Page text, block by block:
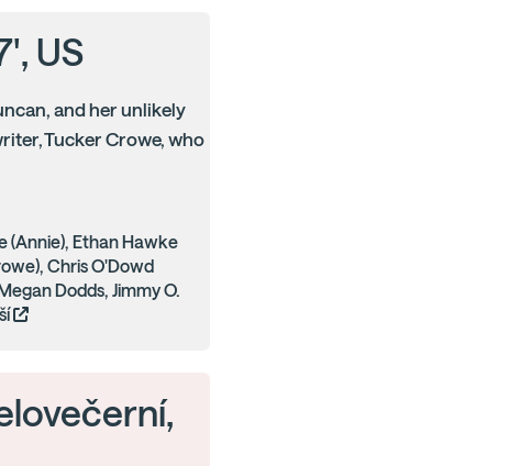
US
and her unlikely
Tucker Crowe, who
(Annie), Ethan Hawke
Chris O'Dowd
Dodds, Jimmy O.